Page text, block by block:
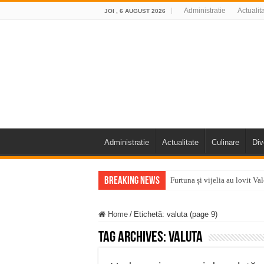
JOI , 6 AUGUST 2026 Administratie
Administratie Actualitate Culinare
Breaking News Furtuna și vijelia au lovit
ANUNŢ OPRIRE ANUNŢ
Anunț important – Închidere
Home / Etichetă: valuta(page 9)
Tag Archives:valuta